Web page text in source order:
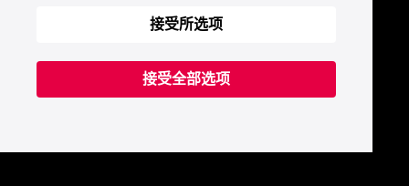
接受所选项
接受全部选项